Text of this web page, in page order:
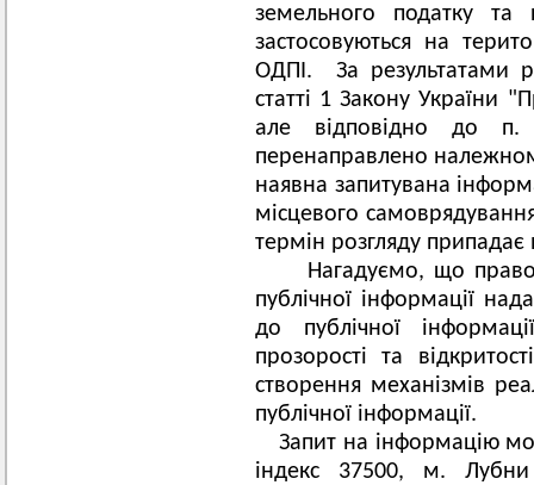
земельного податку
застосовуються на
ОДПІ. За результатами
статті 1 Закону України
але відповідно до п.
перенаправлено
наявна запитувана
місцевого
термін розгляду
Нагадуємо, що право
публічної інформації
до публічної
прозорості та
створення механізмів
публічної інформації.
Запит на інформацію
індекс 37500, м.